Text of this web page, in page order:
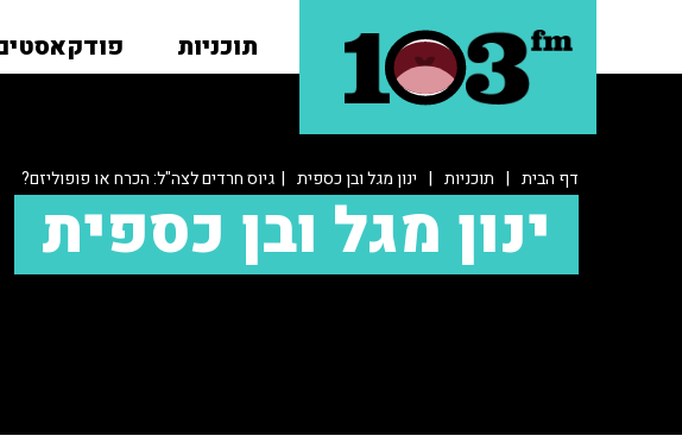
תוכניות
דף הבית | תוכניות | ינון מגל ובן כספית | גיוס חרדים לצה"ל: הכרח או פופוליזם?
ינון מגל ובן כספית